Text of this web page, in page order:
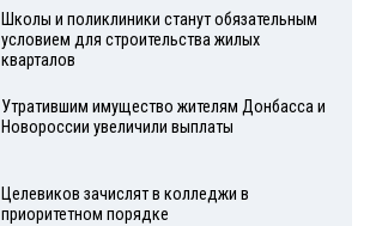
Школы и поликлиники станут обязательным
условием для строительства жилых
кварталов
Утратившим имущество жителям Донбасса и
Новороссии увеличили выплаты
Целевиков зачислят в колледжи в
приоритетном порядке